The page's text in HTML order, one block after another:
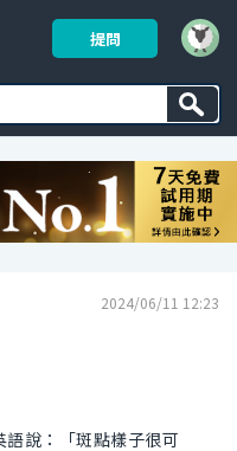
提問
2024/06/11 12:23
說：「斑點樣子很可